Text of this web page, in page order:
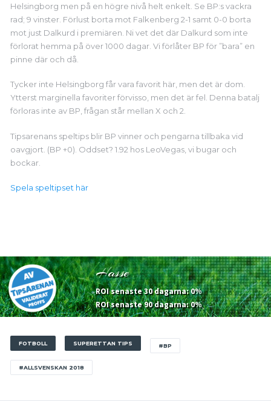
Helsingborg men på en högre nivå helt enkelt. Se BP:s vackra
rad; 9 vinster. Förlust borta mot Falkenberg 2-1 samt 0-0 borta
mot just Dalkurd i premiären. Ni vet det där Dalkurd som inte
förlorat hemma på över 1000 dagar. Vi förlåter BP för ”bara” en
pinne där och då.
Tycker inte Helsingborg får vara favorit här, men det är dom.
Ytterst marginella favoriter förvisso, men det är fel. Denna batalj
förloras inte av BP, frågan står mellan X och 2.
Tipsarenans speltips blir BP vinner och pengarna tillbaka vid
oavgjort. (BP +0). Oddset? 1.92 hos LeoVegas, vi bugar och
bockar.
Spela speltipset här
Hasse
ROI senaste 30 dagarna: 0%
ROI senaste 90 dagarna: 0%
FOTBOLL SUPERETTAN TIPS #BP
#ALLSVENSKAN 2018